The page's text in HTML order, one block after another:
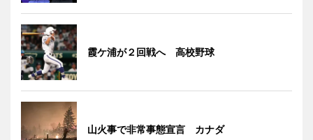
霞ケ浦が２回戦へ 高校野球
山火事で非常事態宣言 カナダ